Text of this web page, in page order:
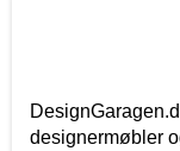
designermøbler